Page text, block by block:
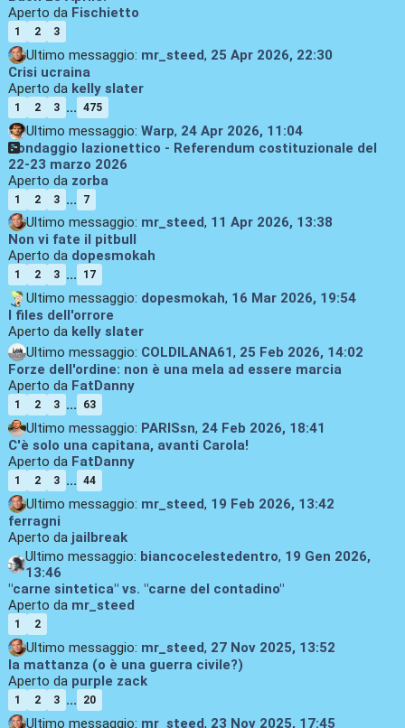
Aperto da Fischietto
1 2 3
Ultimo messaggio: mr_steed, 25 Apr 2026, 22:30
Crisi ucraina
Aperto da kelly slater
1 2 3 ... 475
Ultimo messaggio: Warp, 24 Apr 2026, 11:04
Sondaggio lazionettico - Referendum costituzionale del
22-23 marzo 2026
Aperto da zorba
1 2 3 ... 7
Ultimo messaggio: mr_steed, 11 Apr 2026, 13:38
Non vi fate il pitbull
Aperto da dopesmokah
1 2 3 ... 17
Ultimo messaggio: dopesmokah, 16 Mar 2026, 19:54
I files dell'orrore
Aperto da kelly slater
Ultimo messaggio: COLDILANA61, 25 Feb 2026, 14:02
Forze dell'ordine: non è una mela ad essere marcia
Aperto da FatDanny
1 2 3 ... 63
Ultimo messaggio: PARISsn, 24 Feb 2026, 18:41
C'è solo una capitana, avanti Carola!
Aperto da FatDanny
1 2 3 ... 44
Ultimo messaggio: mr_steed, 19 Feb 2026, 13:42
ferragni
Aperto da jailbreak
Ultimo messaggio: biancocelestedentro, 19 Gen 2026,
13:46
"carne sintetica" vs. "carne del contadino"
Aperto da mr_steed
1 2
Ultimo messaggio: mr_steed, 27 Nov 2025, 13:52
la mattanza (o è una guerra civile?)
Aperto da purple zack
1 2 3 ... 20
Ultimo messaggio: mr_steed, 23 Nov 2025, 17:45